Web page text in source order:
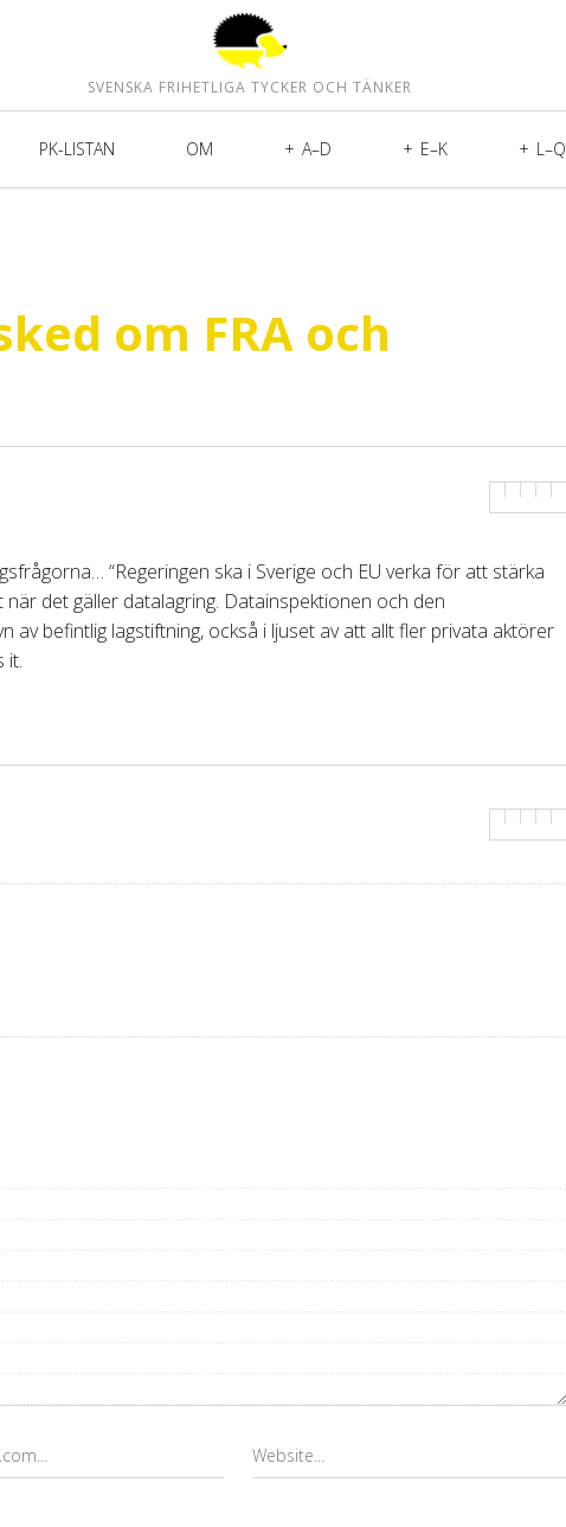
SVENSKA FRIHETLIGA TYCKER OCH TÄNKER
PK-LISTAN OM A–D E–K L–Q
om FRA och
“Regeringen ska i Sverige och EU verka för att stärka
det gäller datalagring. Datainspektionen och den
befintlig lagstiftning, också i ljuset av att allt fler privata aktörer
it.